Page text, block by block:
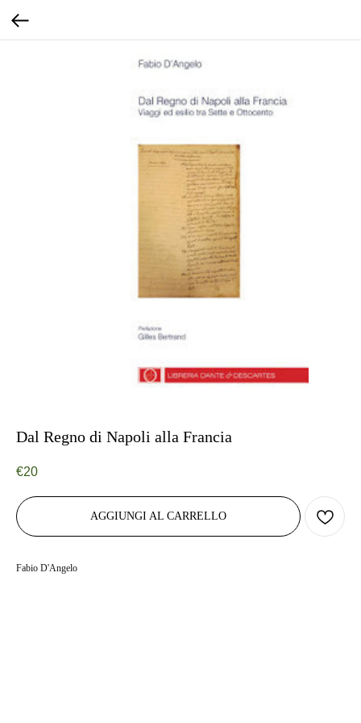
Dal Regno di Napoli alla Francia
€20
AGGIUNGI AL CARRELLO
Fabio D'Angelo